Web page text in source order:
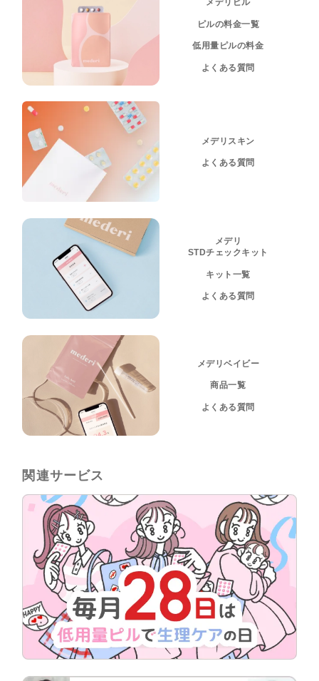
メデリピル
ピルの料金一覧
低用量ピルの料金
よくある質問
メデリスキン
よくある質問
メデリ
STDチェックキット
キット一覧
よくある質問
メデリベイビー
商品一覧
よくある質問
関連サービス